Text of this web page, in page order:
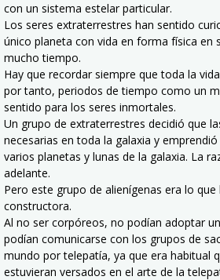
con un sistema estelar particular.
Los seres extraterrestres han sentido
único planeta con vida en forma física en
mucho tiempo.
Hay que recordar siempre que toda la
por tanto, periodos de tiempo como un
sentido para los seres inmortales.
Un grupo de extraterrestres decidió que
necesarias en toda la galaxia y
varios planetas y lunas de la galaxia. La
adelante.
Pero este grupo de alienígenas era lo
constructora.
Al no ser corpóreos, no podían adoptar
podían comunicarse con los grupos de
mundo por telepatía, ya que era habitual
estuvieran versados en el arte de la